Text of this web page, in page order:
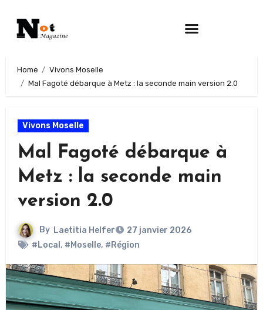
Home
Vivons Moselle
Mal Fagoté débarque à Metz : la seconde main version 2.0
Vivons Moselle
Mal Fagoté débarque à
Metz : la seconde main
version 2.0
By Laetitia Helfer
27 janvier 2026
#Local , #Moselle, #Région